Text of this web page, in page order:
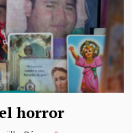
horror